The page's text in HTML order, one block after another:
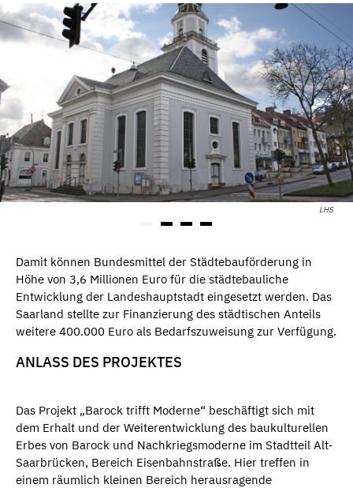
LHS
Damit können Bundesmittel der Städtebauförderung in
Höhe von 3,6 Millionen Euro für die städtebauliche
Entwicklung der Landeshauptstadt eingesetzt werden. Das
Saarland stellte zur Finanzierung des städtischen Anteils
weitere 400.000 Euro als Bedarfszuweisung zur Verfügung.
ANLASS DES PROJEKTES
Das Projekt „Barock trifft Moderne“ beschäftigt sich mit
dem Erhalt und der Weiterentwicklung des baukulturellen
Erbes von Barock und Nachkriegsmoderne im Stadtteil Alt‐
Saarbrücken, Bereich Eisenbahnstraße. Hier treffen in
einem räumlich kleinen Bereich herausragende